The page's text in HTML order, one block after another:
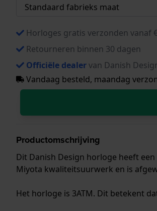
Horloges gratis verzonden vanaf
Retourneren binnen 30 dagen
Officiële dealervan Danish
Vandaag besteld, maandag
Productomschrijving
Dit Danish Design horloge heeft
Miyota kwaliteitsuurwerk en is
Het horloge is 3ATM. Dit betekent